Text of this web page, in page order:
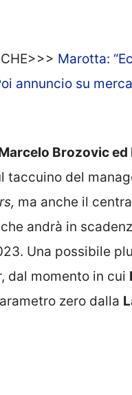
Marotta:
annuncio su
Brozovic ed
taccuino del
ma anche il
andrà in
Una possibile
dal momento in cui
zero dalla